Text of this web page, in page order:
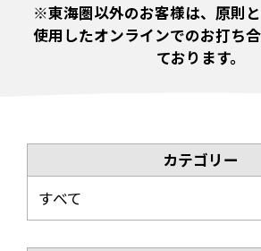
※東海圏以外のお客様は、原則
使用したオンラインでのお打ち
ております。
カテゴリー
すべて